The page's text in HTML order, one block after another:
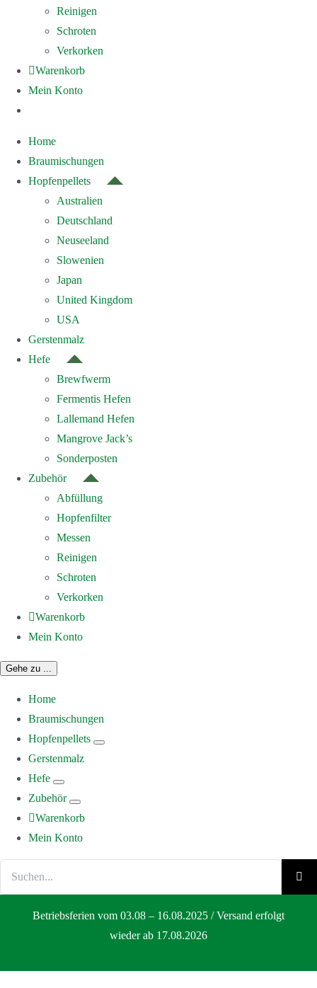
Reinigen
Schroten
Verkorken
Warenkorb
Mein Konto
Home
Braumischungen
Hopfenpellets
Australien
Deutschland
Neuseeland
Slowenien
Japan
United Kingdom
USA
Gerstenmalz
Hefe
Brewfwerm
Fermentis Hefen
Lallemand Hefen
Mangrove Jack’s
Sonderposten
Zubehör
Abfüllung
Hopfenfilter
Messen
Reinigen
Schroten
Verkorken
Warenkorb
Mein Konto
Gehe zu ...
Home
Braumischungen
Hopfenpellets
Gerstenmalz
Hefe
Zubehör
Warenkorb
Mein Konto
Betriebsferien vom 03.08 – 16.08.2025 / Versand erfolgt
wieder ab 17.08.2026